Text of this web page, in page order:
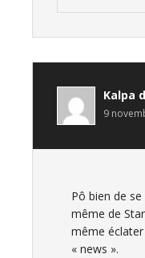
Kalpa
9
Pô bien de
même de
même
« news ».